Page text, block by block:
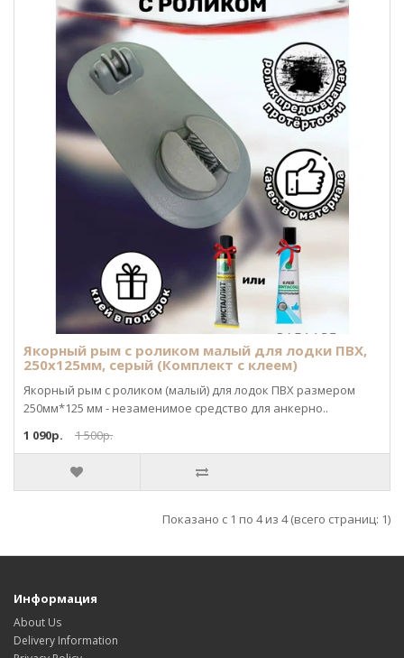
Якорный рым с роликом малый для лодки ПВХ,
250х125мм, серый (Комплект с клеем)
Якорный рым с роликом (малый) для лодок ПВХ размером
250мм*125 мм - незаменимое средство для анкерно..
1 090р.
1 500р.
Показано с 1 по 4 из 4 (всего страниц: 1)
Информация
About Us
Delivery Information